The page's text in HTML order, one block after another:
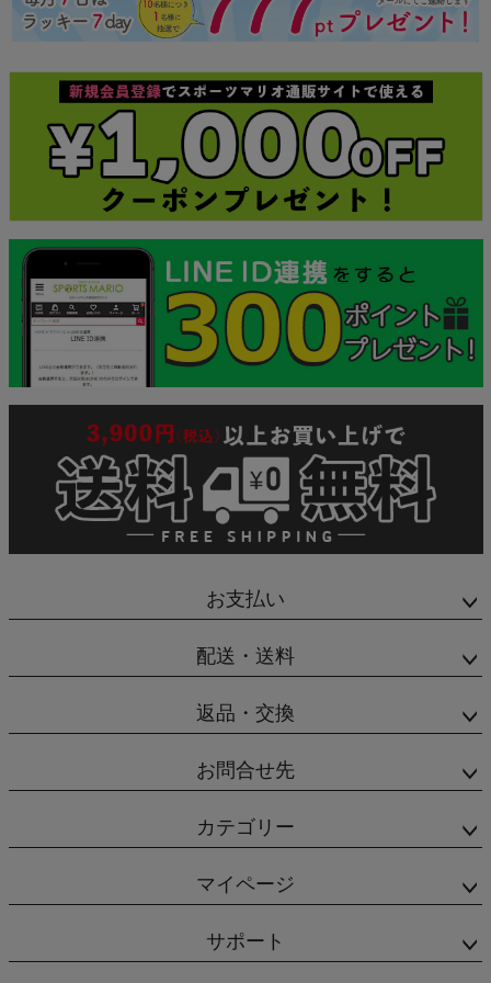
ジト
ップ
お支払い
配送・送料
返品・交換
お問合せ先
カテゴリー
マイページ
サポート